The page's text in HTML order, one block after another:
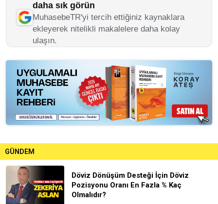
daha sık görün
MuhasebeTR'yi tercih ettiğiniz kaynaklara
ekleyerek nitelikli makalelere daha kolay
ulaşın.
GÜNDEM
Döviz Dönüşüm Desteği İçin Döviz
Pozisyonu Oranı En Fazla % Kaç
Olmalıdır?